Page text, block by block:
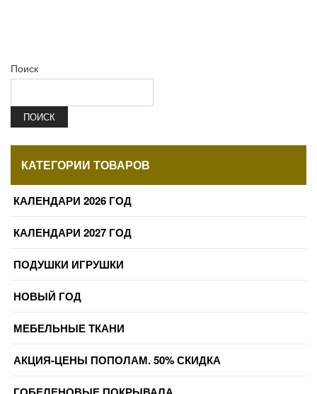
Поиск
ПОИСК
КАТЕГОРИИ ТОВАРОВ
КАЛЕНДАРИ 2026 ГОД
КАЛЕНДАРИ 2027 ГОД
ПОДУШКИ ИГРУШКИ
НОВЫЙ ГОД
МЕБЕЛЬНЫЕ ТКАНИ
АКЦИЯ-ЦЕНЫ ПОПОЛАМ. 50% СКИДКА